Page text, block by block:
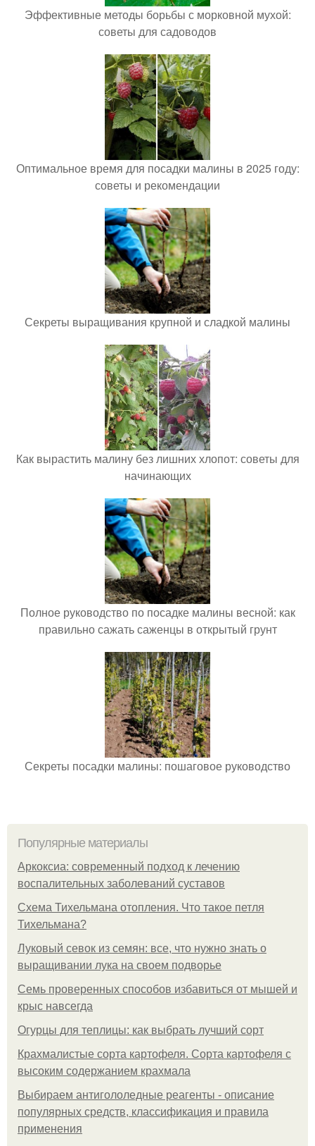
Эффективные методы борьбы с морковной мухой:
советы для садоводов
Оптимальное время для посадки малины в 2025 году:
советы и рекомендации
Секреты выращивания крупной и сладкой малины
Как вырастить малину без лишних хлопот: советы для
начинающих
Полное руководство по посадке малины весной: как
правильно сажать саженцы в открытый грунт
Секреты посадки малины: пошаговое руководство
Популярные материалы
Аркоксиа: современный подход к лечению
воспалительных заболеваний суставов
Схема Тихельмана отопления. Что такое петля
Тихельмана?
Луковый севок из семян: все, что нужно знать о
выращивании лука на своем подворье
Семь проверенных способов избавиться от мышей и
крыс навсегда
Огурцы для теплицы: как выбрать лучший сорт
Крахмалистые сорта картофеля. Сорта картофеля с
высоким содержанием крахмала
Выбираем антигололедные реагенты - описание
популярных средств, классификация и правила
применения